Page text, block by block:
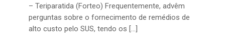
– Teriparatida (Forteo) Frequentemente, advêm
perguntas sobre o fornecimento de remédios de
alto custo pelo SUS, tendo os […]